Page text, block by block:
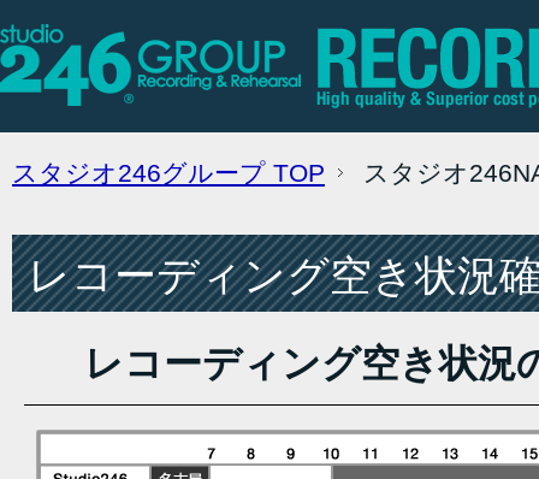
スタジオ246グループ TOP スタジオ
レコーディング空き状況
レコーディング空き状況